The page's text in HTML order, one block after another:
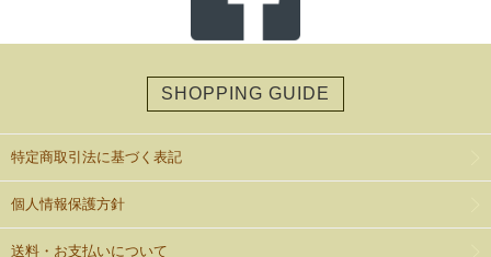
SHOPPING GUIDE
特定商取引法に基づく表記
個人情報保護方針
送料・お支払いについて